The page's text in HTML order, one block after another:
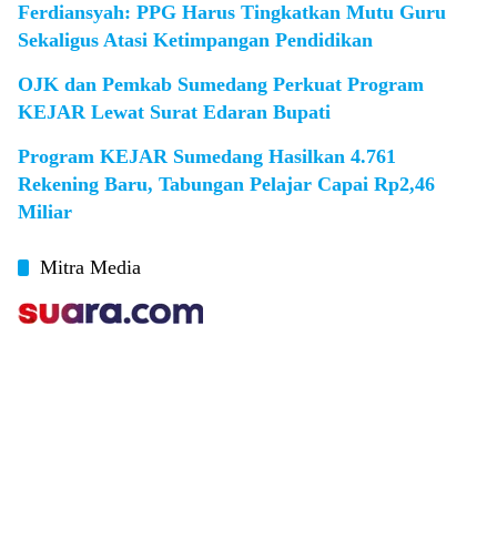
Ferdiansyah: PPG Harus Tingkatkan Mutu Guru
Sekaligus Atasi Ketimpangan Pendidikan
OJK dan Pemkab Sumedang Perkuat Program
KEJAR Lewat Surat Edaran Bupati
Program KEJAR Sumedang Hasilkan 4.761
Rekening Baru, Tabungan Pelajar Capai Rp2,46
Miliar
Mitra Media